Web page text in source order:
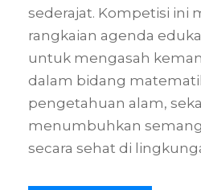
sederajat. Kompetisi ini
rangkaian agenda
untuk mengasah
dalam bidang
pengetahuan alam,
menumbuhkan
secara sehat di